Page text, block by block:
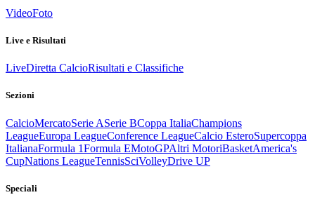
VideoFoto
Live e Risultati
LiveDiretta CalcioRisultati e Classifiche
Sezioni
CalcioMercatoSerie ASerie BCoppa ItaliaChampions
LeagueEuropa LeagueConference LeagueCalcio EsteroSupercoppa
ItalianaFormula 1Formula EMotoGPAltri MotoriBasketAmerica's
CupNations LeagueTennisSciVolleyDrive UP
Speciali